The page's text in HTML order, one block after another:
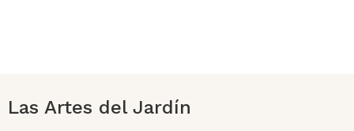
Las Artes del Jardín